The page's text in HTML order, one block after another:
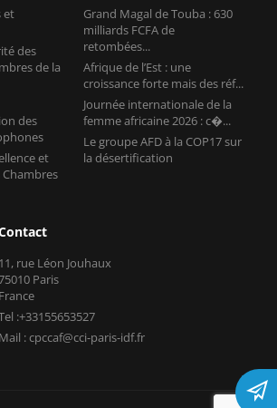
et
des
de la
des
et
Grand Magal de Touba : 630
milliards FCFA de
retombées...
Afrique de l’Est : une
croissance forte mais des réf...
Journée internationale de la
femme africaine 2026 : c�...
Le groupe AFD à la COP17 sur
la désertification
11, rue Léon Jouhaux
Paris
France
:+33155653527
Mail : cpccaf@cci-paris-idf.fr